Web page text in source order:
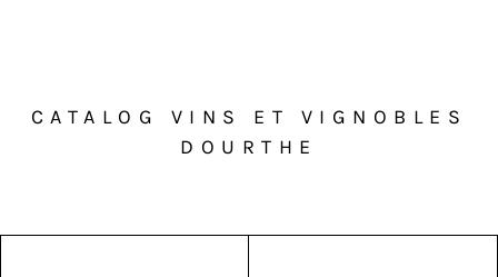
CATALOG VINS ET VIGNOBLES
DOURTHE